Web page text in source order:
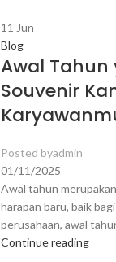
11 Jun
Blog
Awal Tahun
Souvenir
Posted byadmin
01/11/2025
Awal tahun
harapan baru, baik
perusahaan, awal
Continue reading